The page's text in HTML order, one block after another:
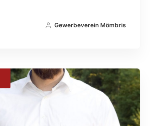
Gewerbeverein Mömbris